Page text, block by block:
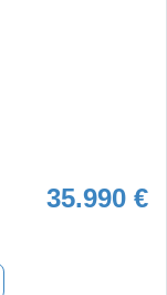
35.990 €